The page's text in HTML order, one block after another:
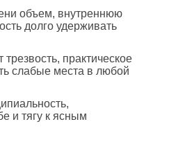
объем, внутреннюю
долго удерживать
практическое
слабые места в любой
и тягу к ясным